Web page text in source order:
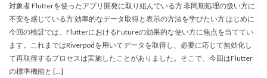
対象者 Flutterを使ったアプリ開発に取り組んでいる方 非同期処理の扱い方に
不安を感じている方 効率的なデータ取得と表示の方法を学びたい方 はじめに
今回の検証では、FlutterにおけるFutureの効果的な使い方に焦点を当ててい
ます。これまではRiverpodを用いてデータを取得し、必要に応じて無効化し
て再取得するプロセスは実施したことがありました。そこで、今回はFlutter
の標準機能と […]